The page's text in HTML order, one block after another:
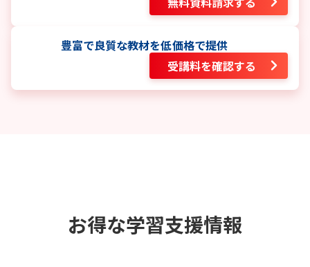
豊富で良質な教材を低価格で提供
受講料を確認する
お得な学習支援情報